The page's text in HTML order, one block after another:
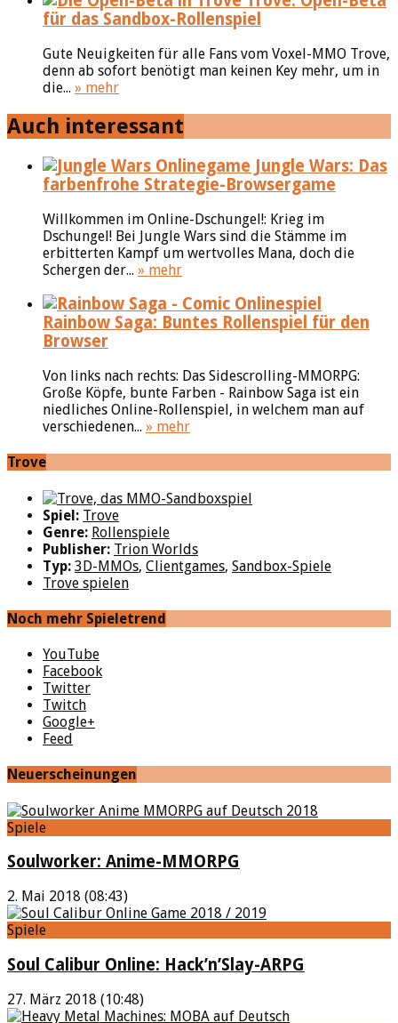
für das Sandbox-Rollenspiel
Gute Neuigkeiten für alle Fans vom Voxel-MMO Trove,
denn ab sofort benötigt man keinen Key mehr, um in
die... » mehr
Auch interessant
Jungle Wars: Das
farbenfrohe Strategie-Browsergame
Willkommen im Online-Dschungel!: Krieg im
Dschungel! Bei Jungle Wars sind die Stämme im
erbitterten Kampf um wertvolles Mana, doch die
Schergen der... » mehr
Rainbow Saga: Buntes Rollenspiel für den
Browser
Von links nach rechts: Das Sidescrolling-MMORPG:
Große Köpfe, bunte Farben - Rainbow Saga ist ein
niedliches Online-Rollenspiel, in welchem man auf
verschiedenen... » mehr
Trove
Spiel: Trove
Genre: Rollenspiele
Publisher: Trion Worlds
Typ: 3D-MMOs, Clientgames, Sandbox-Spiele
Trove spielen
Noch mehr Spieletrend
YouTube
Facebook
Twitter
Twitch
Google+
Feed
Neuerscheinungen
Spiele
Soulworker: Anime-MMORPG
2. Mai 2018 (08:43)
Spiele
Soul Calibur Online: Hack’n’Slay-ARPG
27. März 2018 (10:48)